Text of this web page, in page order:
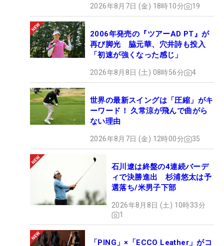
2026年8月7日 (金) 18時10分 19
2006年発売の『ツアーAD PT』が
再び脚光 脇元華、穴井詩も投入
「初速が強くなった感じ」
2026年8月8日 (土) 08時56分 4
世界の最新スイングは「圧縮」がキ
ーワード！ 久常涼が飛んで曲がら
ない理由
2026年8月7日 (金) 12時00分 35
石川遼は終盤の4連続バーデ
ィで決勝進出 杉浦悠太は予
選落ち/米男子下部
2026年8月8日 (土) 10時33分
1
「PING」×「ECCO Leather」がコ